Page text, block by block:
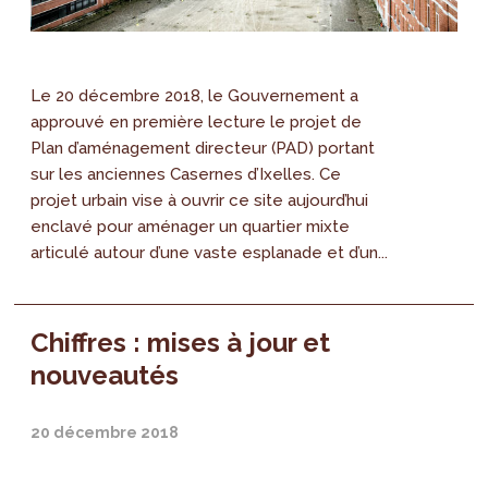
Le 20 décembre 2018, le Gouvernement a
approuvé en première lecture le projet de
Plan d’aménagement directeur (PAD) portant
sur les anciennes Casernes d’Ixelles. Ce
projet urbain vise à ouvrir ce site aujourd’hui
enclavé pour aménager un quartier mixte
articulé autour d’une vaste esplanade et d’un...
Chiffres : mises à jour et
nouveautés
20 décembre 2018